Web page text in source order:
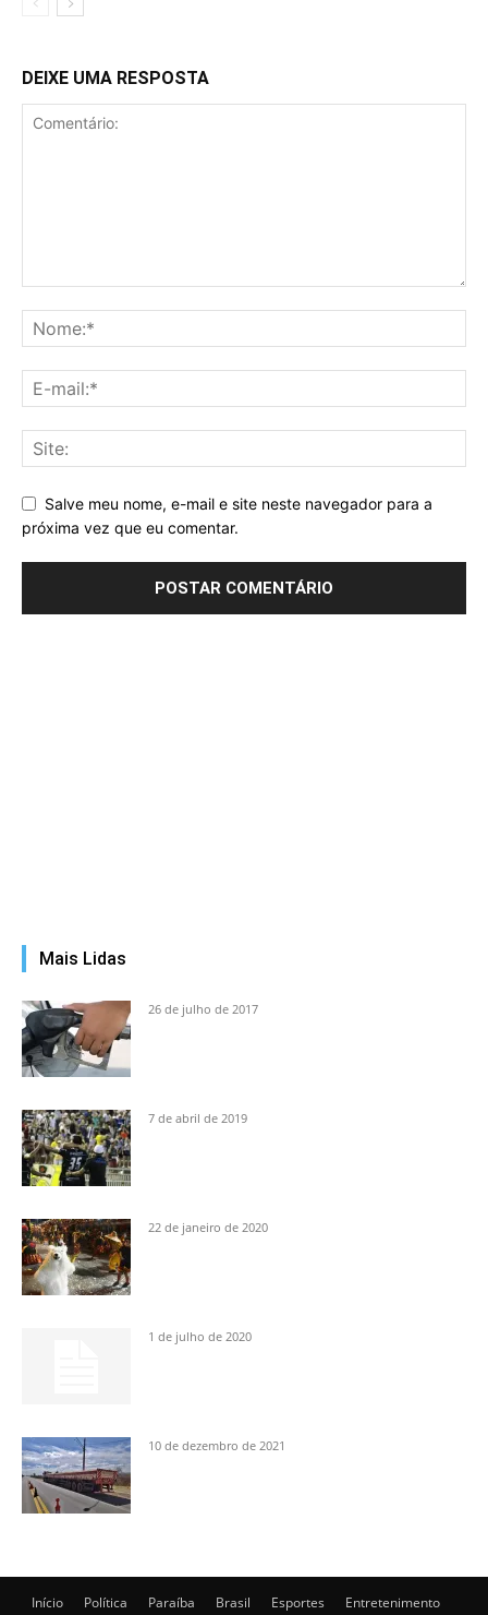
DEIXE UMA RESPOSTA
Salve meu nome, e-mail e site neste navegador para a
próxima vez que eu comentar.
Mais Lidas
26 de julho de 2017
7 de abril de 2019
22 de janeiro de 2020
1 de julho de 2020
10 de dezembro de 2021
Início Política Paraíba Brasil Esportes Entretenimento